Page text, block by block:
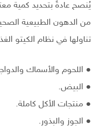
يُنصح عادةً بتحديد كمية
من الدهون الطبيعية
تناولها في نظام الكيتو
● اللحوم والأسماك
● البيض.
● منتجات الأكل كاملة.
● الجوز والبذور.